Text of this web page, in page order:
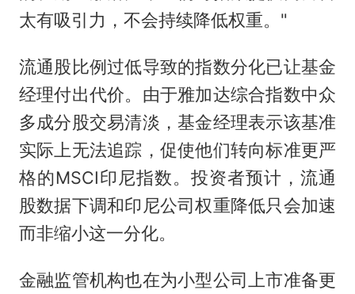
太有吸引力，不会持续降低权重。"
流通股比例过低导致的指数分化已让基金
经理付出代价。由于雅加达综合指数中众
多成分股交易清淡，基金经理表示该基准
实际上无法追踪，促使他们转向标准更严
格的MSCI印尼指数。投资者预计，流通
股数据下调和印尼公司权重降低只会加速
而非缩小这一分化。
金融监管机构也在为小型公司上市准备更